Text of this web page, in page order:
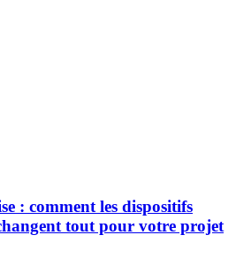
: comment les dispositifs
tout pour votre projet